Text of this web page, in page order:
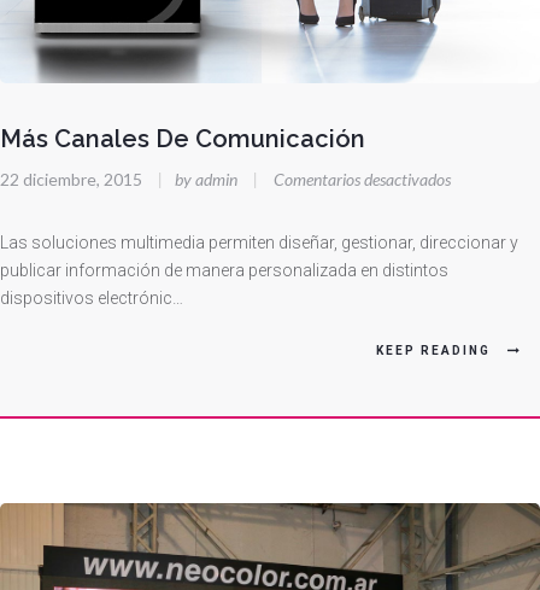
Más Canales De Comunicación
22 diciembre, 2015 | by admin | Comentarios desactivadosen
Canales
Las soluciones multimedia permiten diseñar, gestionar, direccionar y
publicar información de manera personalizada en distintos
dispositivos electrónic…
KEEP READING